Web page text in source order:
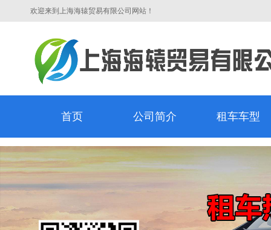
欢迎来到上海海辕贸易有限公司网站！
首页 公司简介 租车车型